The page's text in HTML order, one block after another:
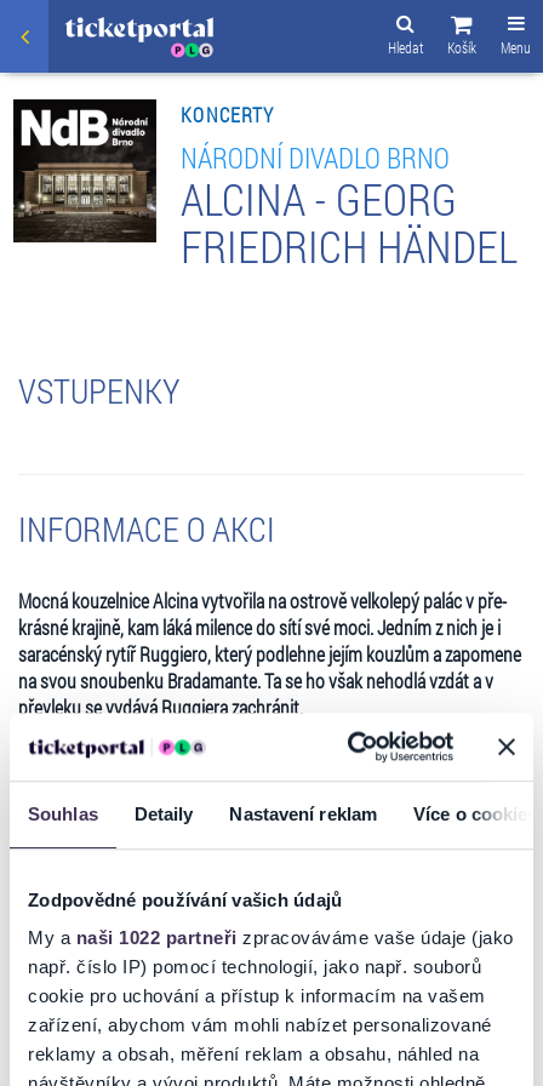
Souhlas Detaily Nastavení reklam Více o cookies
Zodpovědné používání vašich údajů
My a naši 1022 partneři zpracováváme vaše údaje (jako
např. číslo IP) pomocí technologií, jako např. souborů
cookie pro uchování a přístup k informacím na vašem
zařízení, abychom vám mohli nabízet personalizované
reklamy a obsah, měření reklam a obsahu, náhled na
Menu
Košík
Hledat
KONCERTY
NÁRODNÍ DIVADLO BRNO
ALCINA - GEORG
FRIEDRICH HÄNDEL
VSTUPENKY
INFORMACE O AKCI
Mocná kouzelnice Alcina vytvořila na ostrově velkolepý palác v pře­
krásné krajině, kam láká milence do sítí své moci. Jedním z nich je i
saracénský rytíř Ruggiero, který podlehne jejím kouzlům a zapomene
na svou snoubenku Bradamante. Ta se ho však nehodlá vzdát a v
pře­vleku se vydává Ruggiera zachránit.
Největším kouzlem Händelovy opery je však jeho hudba aAlcina
lidský hlas, protože málokterý autor dokázal projevit ve svých dílech
tak výjimečnou melodickou invenci, schopnost dramatického cítění,
a především hluboké porozumění pro to, co se skrývá v hlubinách
Aeneasse do brněnské opery vrátil dirigent Václav Luks a tentokrát
si vzal s sebou celý orchestr Collegium 1704, který dnes patří k
nejlepším ansámblů na poli historicky poučené interpretace. Diváci
se tak mohou těšit nejen na skvělé pěvecké výkony, ale i na hudbu v
provedení na barokní nástroje. Partnerem inscenace je nejen Colle­
gium 1704, ale i francouzská divadla v Caen a Versailles.
Alcina byla Divadelními novinami zvolena INSCENACÍ ROKU 2022.
Číst více
Ticketportal je zárukou pravosti vstupenek